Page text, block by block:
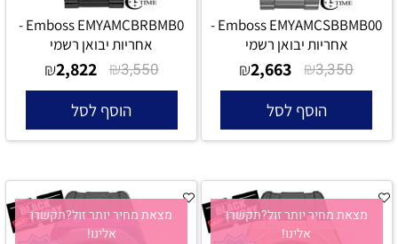
Emboss EMYAMCSBBMB00 -
אחריות יבואן רשמי
₪3,350
₪2,663
הוסף לסל
Emboss EMYAMCBRBMB0 -
אחריות יבואן רשמי
₪3,550
₪2,822
הוסף לסל
מצאת מחיר יותר זול?תקשרו
אלינו!
מצאת מחיר יותר זול?תקשרו
אלינו!